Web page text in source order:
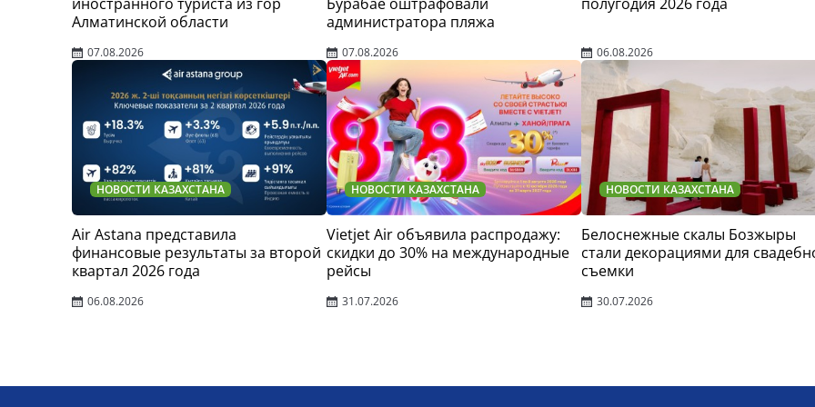
Алматинской области
07.08.2026
администратора пляжа
07.08.2026 06.08.2026
НОВОСТИ КАЗАХСТАНА
Air Astana представила
финансовые результаты за второй
квартал 2026 года
06.08.2026
НОВОСТИ КАЗАХСТАНА
Vietjet Air объявила распродажу:
скидки до 30% на международные
рейсы
31.07.2026
НОВОСТИ КАЗАХСТАНА
Белоснежные скалы Бозжыры
стали декорациями для
съемки
30.07.2026